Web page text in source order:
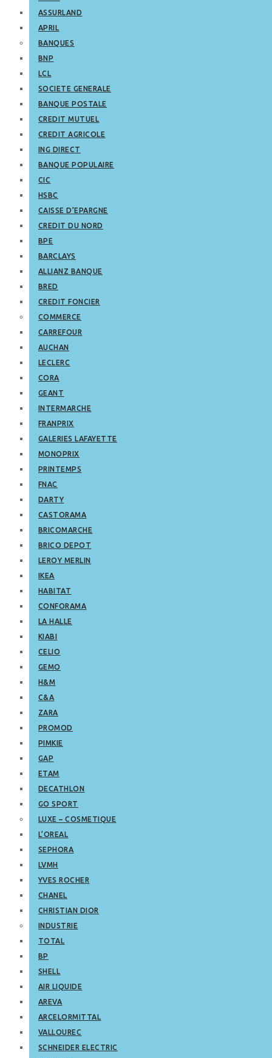
ASSURLAND
APRIL
BANQUES
BNP
LCL
SOCIETE GENERALE
BANQUE POSTALE
CREDIT MUTUEL
CREDIT AGRICOLE
ING DIRECT
BANQUE POPULAIRE
CIC
HSBC
CAISSE D’EPARGNE
CREDIT DU NORD
BPE
BARCLAYS
ALLIANZ BANQUE
BRED
CREDIT FONCIER
COMMERCE
CARREFOUR
AUCHAN
LECLERC
CORA
GEANT
INTERMARCHE
FRANPRIX
GALERIES LAFAYETTE
MONOPRIX
PRINTEMPS
FNAC
DARTY
CASTORAMA
BRICOMARCHE
BRICO DEPOT
LEROY MERLIN
IKEA
HABITAT
CONFORAMA
LA HALLE
KIABI
CELIO
GEMO
H&M
C&A
ZARA
PROMOD
PIMKIE
GAP
ETAM
DECATHLON
GO SPORT
LUXE – COSMETIQUE
L’OREAL
SEPHORA
LVMH
YVES ROCHER
CHANEL
CHRISTIAN DIOR
INDUSTRIE
TOTAL
BP
SHELL
AIR LIQUIDE
AREVA
ARCELORMITTAL
VALLOUREC
SCHNEIDER ELECTRIC